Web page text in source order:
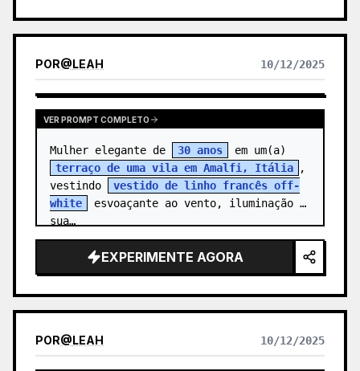
POR@LEAH 10/12/2025
VER PROMPT COMPLETO
Mulher elegante de 30 anos
terraço de uma vila em Amalfi, Itália
,
vestindo
vestido de linho francês off-
white
esvoaçante ao vento, iluminação
sua…
EXPERIMENTE AGORA
POR@LEAH 10/12/2025